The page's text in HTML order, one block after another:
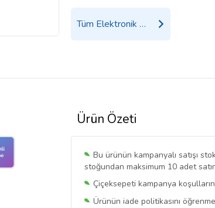
Tüm Elektronik Ürünler Ürünleri
Ürün Özeti
Bu ürünün kampanyalı satışı
stoğundan maksimum 10 adet
Çiçeksepeti kampanya
Ürünün iade politikasını